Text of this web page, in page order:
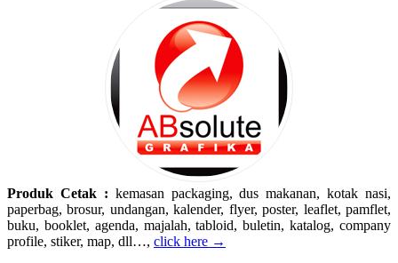
Produk Cetak : kemasan packaging, dus makanan, kotak nasi,
paperbag, brosur, undangan, kalender, flyer, poster, leaflet, pamflet,
buku, booklet, agenda, majalah, tabloid, buletin, katalog, company
profile, stiker, map, dll…, click here →